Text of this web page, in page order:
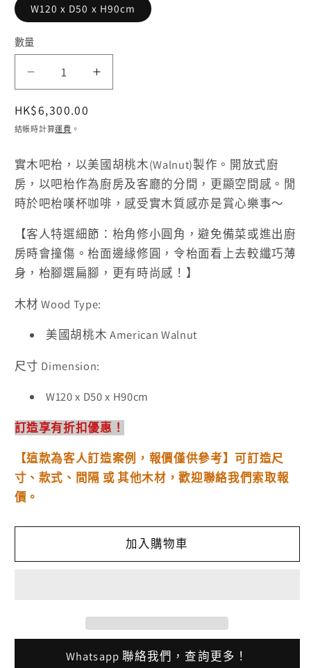
檔
案
W120 x D50 x H90cm
數量
造
案
實
木
吧
數
量
減
少
實
木
吧
數
量
增
加
定
價
HK$6,300.00
結帳時計算運費 。
實木吧枱，以美國胡桃木(Walnut)製作。開放式廚
房，以吧枱作為廚房及客廳的分間，更顯空間感。閒
時於吧枱嘆杯咖啡，感受實木質感亦是賞心樂事～
【客人特選細節：枱角修小圓角，避免備菜或進出廚
房時會撞傷。枱面邊緣修圓，令枱面看上去較纖巧薄
身，枱腳選扁腳，更有時尚感！】
木材 Wood Type:
美國胡桃木 American Walnut
尺寸 Dimension:
W120 x D50 x H90cm
訂造享有折扣優惠！
【這款為客人訂造案例，報價僅供參考】可訂造尺
寸、款式、間隔 或 其他木材，歡迎聯絡我們索取報
價。
加入購物車
Whatsapp 聯絡我們，查詢更多！